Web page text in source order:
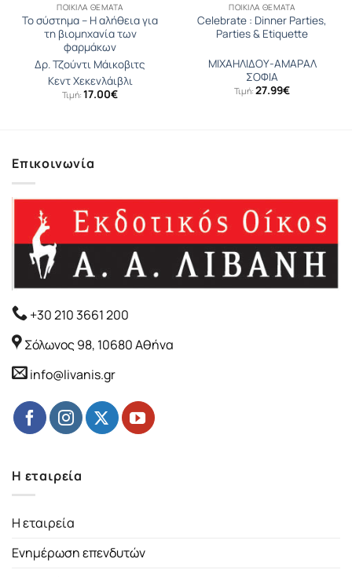
ΠΟΙΚΊΛΑ ΘΈΜΑΤΑ
Το σύστημα – Η αλήθεια για
τη βιομηχανία των
φαρμάκων
Δρ. Τζούντι Μάικοβιτς
Κεντ Χεκενλάιβλι
Τιμή: 17.00€
ΠΟΙΚΊΛΑ ΘΈΜΑΤΑ
Celebrate : Dinner Parties,
Parties & Etiquette
ΜΙΧΑΗΛΙΔΟΥ-ΑΜΑΡΑΛ
ΣΟΦΙΑ
Τιμή: 27.99€
Επικοινωνία
+30 210 3661 200
Σόλωνος 98, 10680 Αθήνα
info@livanis.gr
Η εταιρεία
Η εταιρεία
Ενημέρωση επενδυτών